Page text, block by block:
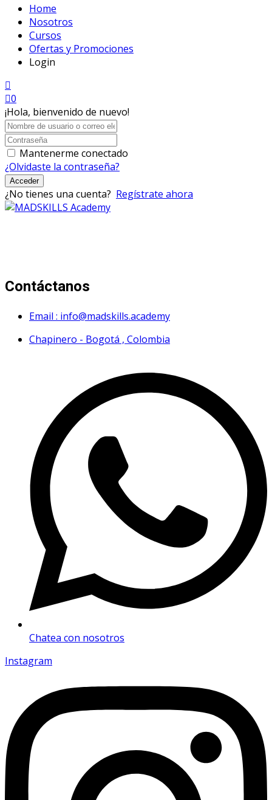
Home
Nosotros
Cursos
Ofertas y Promociones
Login
0
¡Hola, bienvenido de nuevo!
Mantenerme conectado
¿Olvidaste la contraseña?
Acceder
¿No tienes una cuenta? Regístrate ahora
Contáctanos
Email : info@madskills.academy
Chapinero - Bogotá , Colombia
Chatea con nosotros
Instagram